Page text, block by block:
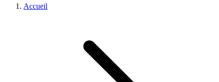
Accueil